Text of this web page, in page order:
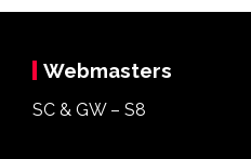
Webmasters
SC & GW – S8